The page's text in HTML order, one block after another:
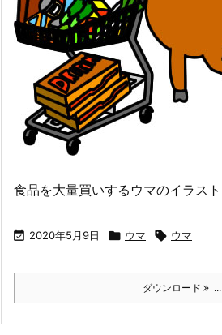
食品を大量買いするウマのイラスト
 2020年5月9日  ウマ  ウマ
ダウンロード ...